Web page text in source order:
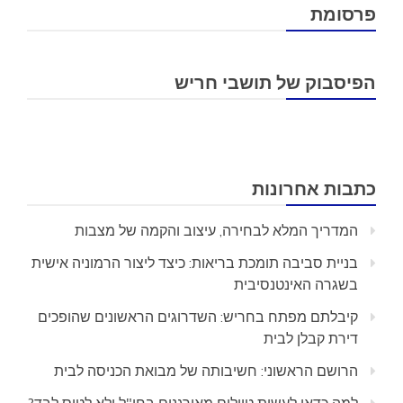
פרסומת
הפיסבוק של תושבי חריש
כתבות אחרונות
המדריך המלא לבחירה, עיצוב והקמה של מצבות
בניית סביבה תומכת בריאות: כיצד ליצור הרמוניה אישית
בשגרה האינטנסיבית
קיבלתם מפתח בחריש: השדרוגים הראשונים שהופכים
דירת קבלן לבית
הרושם הראשוני: חשיבותה של מבואת הכניסה לבית